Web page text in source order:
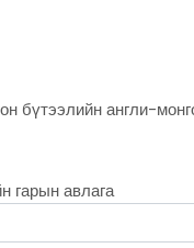
бүтээлийн англи-
гарын авлага